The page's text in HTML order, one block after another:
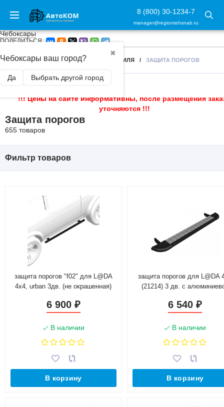
8 (800) 30-1234-7
manager@regiontehsnab.ru
Чебоксары
✖
Чебоксары ваш город?
Да Выбрать другой город
ПОДЕЛИТЬСЯ:
ГЛАВНАЯ / ЗАЩИТА ЧАСТЕЙ АВТОМОБИЛЯ / ЗАЩИТА ПОРОГОВ
!!! Цены на сайте информативны, после размещения
уточняются !!!
Защита порогов
655 товаров
Фильтр товаров
защита порогов "f02" для L@DA
4x4, urban 3дв. (не окрашенная)
6 900 ₽
В наличии
В корзину
защита порогов для L@DA
(21214) 3 дв. с
6 540₽
В наличии
В корзину